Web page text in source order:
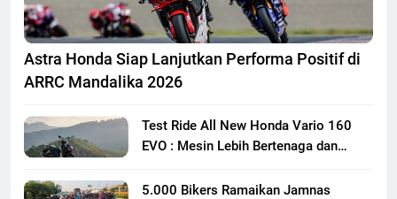
Astra Honda Siap Lanjutkan Performa Positif di
ARRC Mandalika 2026
Test Ride All New Honda Vario 160
EVO : Mesin Lebih Bertenaga dan
5.000 Bikers Ramaikan Jamnas